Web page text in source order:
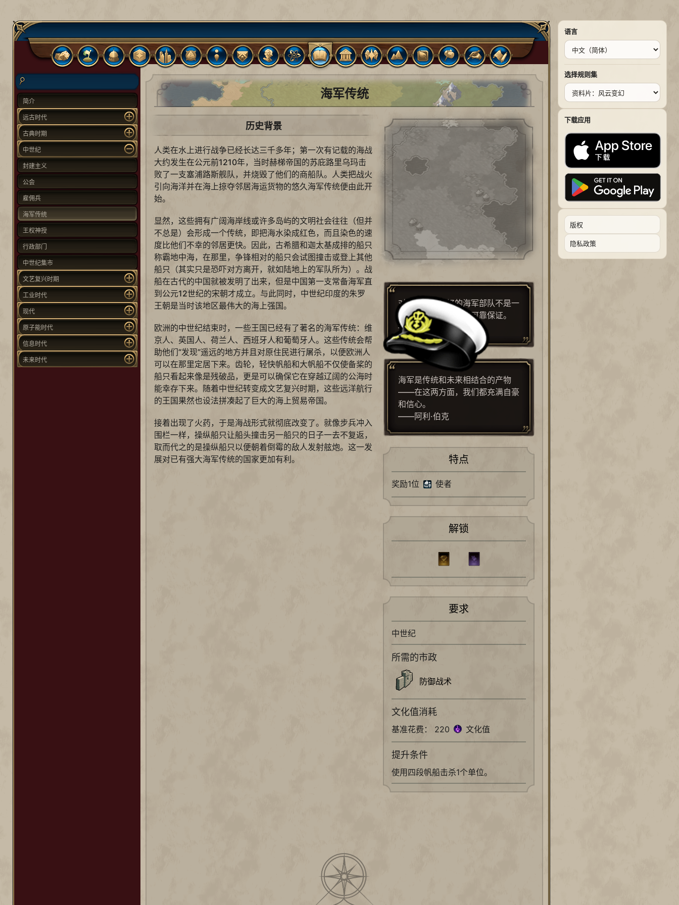
简介
远古时代
古典时期
中世纪
封建主义
公会
雇佣兵
海军传统
王权神授
行政部门
中世纪集市
文艺复兴时期
工业时代
现代
原子能时代
信息时代
未来时代
海军传统
历史背景
人类在水上进行战争已经长达三千多年；第一次有记载的海战
大约发生在公元前1210年，当时赫梯帝国的苏庇路里乌玛击
败了一支塞浦路斯舰队，并烧毁了他们的商船队。人类把战火
引向海洋并在海上掠夺邻居海运货物的悠久海军传统便由此开
始。
显然，这些拥有广阔海岸线或许多岛屿的文明社会往往（但并
不总是）会形成一个传统，即把海水染成红色，而且染色的速
度比他们不幸的邻居更快。因此，古希腊和迦太基成排的船只
称霸地中海，在那里，争锋相对的船只会试图撞击或登上其他
船只（其实只是恐吓对方离开，就如陆地上的军队所为）。战
船在古代的中国就被发明了出来，但是中国第一支常备海军直
到公元12世纪的宋朝才成立。与此同时，中世纪印度的朱罗
王朝是当时该地区最伟大的海上强国。
欧洲的中世纪结束时，一些王国已经有了著名的海军传统：维
京人、英国人、荷兰人、西班牙人和葡萄牙人。这些传统会帮
助他们“发现”遥远的地方并且对原住民进行屠杀，以便欧洲人
可以在那里定居下来。齿轮，轻快帆船和大帆船不仅使备桨的
船只看起来像是残破品，更是可以确保它在穿越辽阔的公海时
能幸存下来。随着中世纪转变成文艺复兴时期，这些远洋航行
的王国果然也设法拼凑起了巨大的海上贸易帝国。
接着出现了火药，于是海战形式就彻底改变了。就像步兵冲入
围栏一样，操纵船只让船头撞击另一船只的日子一去不复返，
取而代之的是操纵船只以便朝着倒霉的敌人发射舷炮。这一发
展对已有强大海军传统的国家更加有利。
对战争来讲，好的海军部队不是一
种挑衅。它是和平的可靠保证。
——西奥多·罗斯福
海军是传统和未来相结合的产物
——在这两方面，我们都充满自豪
和信心。
——阿利·伯克
特点
奖励1位 使者
解锁
要求
中世纪
所需的市政
防御战术
文化值消耗
基准花费： 220 文化值
提升条件
使用四段帆船击杀1个单位。
语言
选择规则集
下载应用
版权
隐私政策